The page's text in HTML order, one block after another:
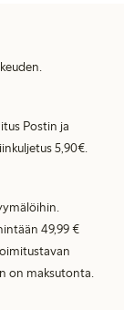
Postin ja
5,90€.
49,99 €
on maksutonta.